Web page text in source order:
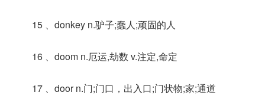
15 、donkey n.驴子;蠢人;顽固的人
16 、doom n.厄运,劫数 v.注定,命定
17 、door n.门;门口，出入口;门状物;家;通道